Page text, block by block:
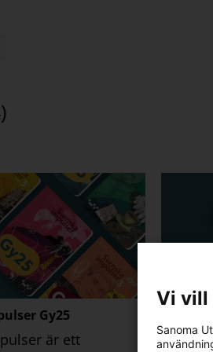
)
Gy25
är ett
Vi vill
Sanoma